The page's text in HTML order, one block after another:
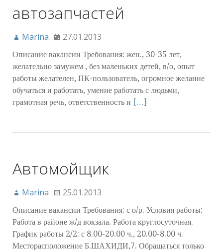
автозапчастей
Marina 27.01.2013
Описание вакансии Требования: жен., 30-35 лет,
желательно замужем , без маленьких детей, в/о, опыт
работы желателен, ПК-пользователь, огромное желание
обучаться и работать, умение работать с людьми,
грамотная речь, ответственность и […]
Автомойщик
Marina 25.01.2013
Описание вакансии Требования: с о/р. Условия работы:
Работа в районе ж/д вокзала. Работа круглосуточная.
График работы 2/2: с 8.00-20.00 ч., 20.00-8.00 ч.
Месторасположение Б.ШАХИДИ,7. Обращаться только